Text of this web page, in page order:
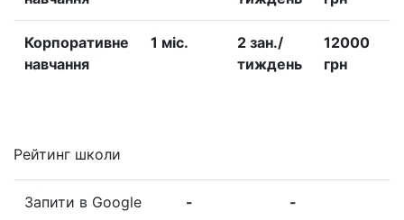
Корпоративне
навчання
1 міс.
2 зан./
тиждень
12000
грн
Рейтинг школи
Запити в Google - -